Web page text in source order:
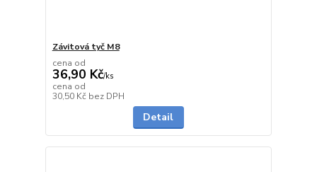
Závitová tyč M8
cena od
36,90 Kč/ks
cena od
30,50 Kč bez DPH
Detail